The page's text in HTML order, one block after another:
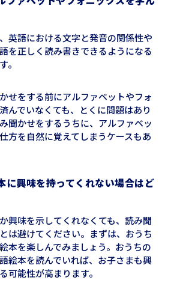
英語における文字と発音の関係性や
を正しく読み書きできるようになる
。
せをする前にアルファベットやフォ
んでいなくても、とくに問題はあり
聞かせをするうちに、アルファベッ
方を自然に覚えてしまうケースもあ
に興味を持ってくれない場合はど
興味を示してくれなくても、読み聞
は避けてください。まずは、おうち
本を楽しんでみましょう。おうちの
絵本を読んでいれば、お子さまも興
可能性が高まります。